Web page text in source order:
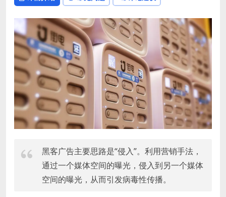
黑客广告主要思路是“侵入”。利用营销手法，
通过一个媒体空间的曝光，侵入到另一个媒体
空间的曝光，从而引发病毒性传播。